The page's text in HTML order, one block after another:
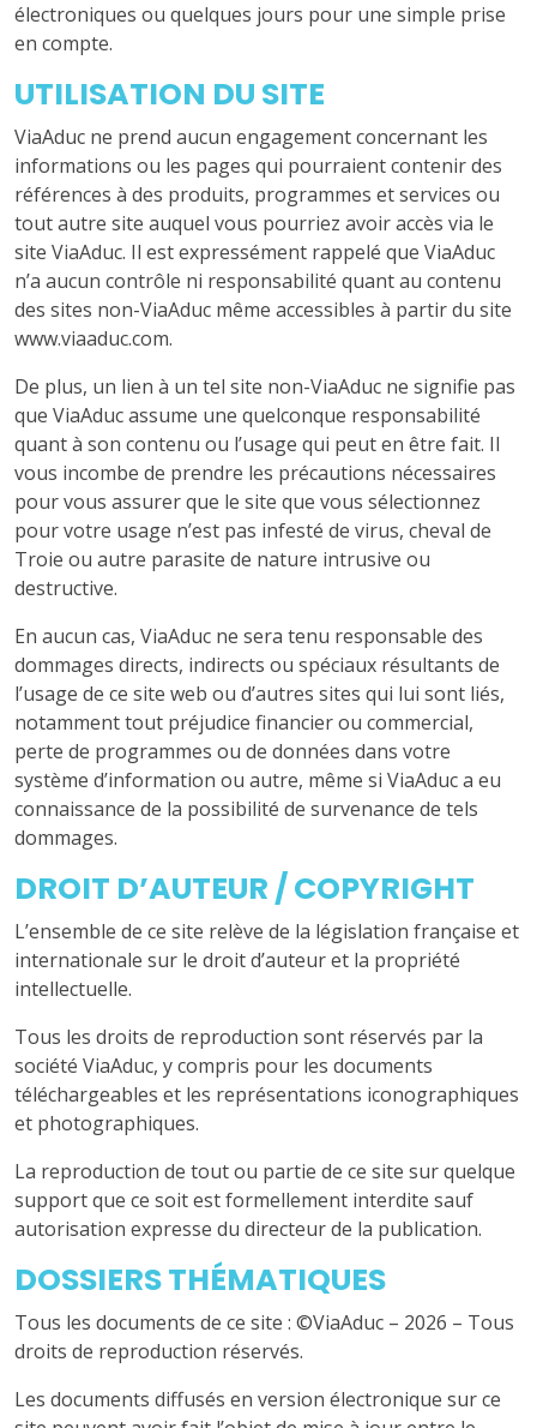
électroniques ou quelques jours pour une simple prise
en compte.
UTILISATION DU SITE
ViaAduc ne prend aucun engagement concernant les
informations ou les pages qui pourraient contenir des
références à des produits, programmes et services ou
tout autre site auquel vous pourriez avoir accès via le
site ViaAduc. Il est expressément rappelé que ViaAduc
n’a aucun contrôle ni responsabilité quant au contenu
des sites non-ViaAduc même accessibles à partir du site
www.viaaduc.com.
De plus, un lien à un tel site non-ViaAduc ne signifie pas
que ViaAduc assume une quelconque responsabilité
quant à son contenu ou l’usage qui peut en être fait. Il
vous incombe de prendre les précautions nécessaires
pour vous assurer que le site que vous sélectionnez
pour votre usage n’est pas infesté de virus, cheval de
Troie ou autre parasite de nature intrusive ou
destructive.
En aucun cas, ViaAduc ne sera tenu responsable des
dommages directs, indirects ou spéciaux résultants de
l’usage de ce site web ou d’autres sites qui lui sont liés,
notamment tout préjudice financier ou commercial,
perte de programmes ou de données dans votre
système d’information ou autre, même si ViaAduc a eu
connaissance de la possibilité de survenance de tels
dommages.
DROIT D’AUTEUR / COPYRIGHT
L’ensemble de ce site relève de la législation française et
internationale sur le droit d’auteur et la propriété
intellectuelle.
Tous les droits de reproduction sont réservés par la
société ViaAduc, y compris pour les documents
téléchargeables et les représentations iconographiques
et photographiques.
La reproduction de tout ou partie de ce site sur quelque
support que ce soit est formellement interdite sauf
autorisation expresse du directeur de la publication.
DOSSIERS THÉMATIQUES
Tous les documents de ce site : ©ViaAduc – 2026 – Tous
droits de reproduction réservés.
Les documents diffusés en version électronique sur ce